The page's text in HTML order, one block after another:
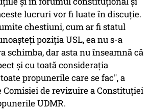
lucruri vor fi luate în discuţie.
chestiuni, cum ar fi statul
poziţia USL, ea nu s-a
schimba, dar asta nu înseamnă că
şi cu toată consideraţia
propunerile care se fac", a
Comisiei de revizuire a Constituţiei
UDMR.